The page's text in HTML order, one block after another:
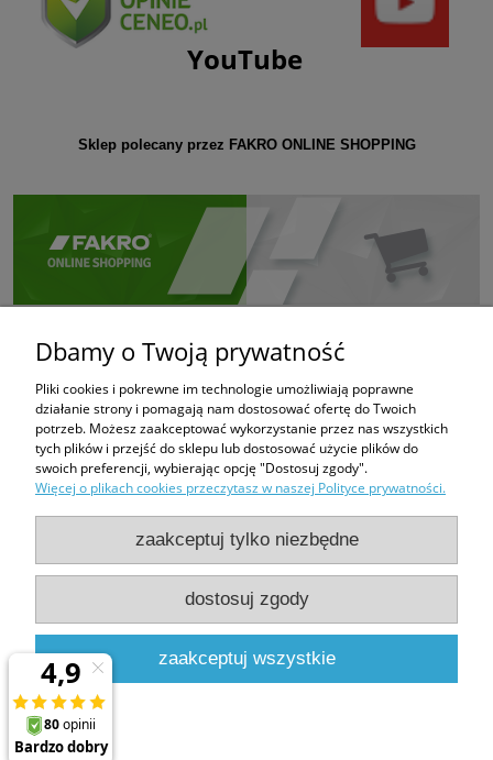
YouTube
Sklep polecany przez FAKRO ONLINE SHOPPING
PHUP FUGAZI
Bratków 6
43-100 Tychy
e-mail:
fugazi.tychy@gmail.com,biuro@e-oknadachowe.pl
tel:509-308-681
Dbamy o Twoją prywatność
Pliki cookies i pokrewne im technologie umożliwiają poprawne
działanie strony i pomagają nam dostosować ofertę do Twoich
potrzeb. Możesz zaakceptować wykorzystanie przez nas wszystkich
tych plików i przejść do sklepu lub dostosować użycie plików do
swoich preferencji, wybierając opcję "Dostosuj zgody".
Więcej o plikach cookies przeczytasz w naszej Polityce prywatności.
zaakceptuj tylko niezbędne
dostosuj zgody
zaakceptuj wszystkie